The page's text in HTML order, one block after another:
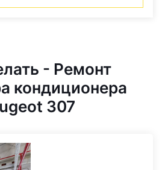
- Ремонт
кондиционера
307